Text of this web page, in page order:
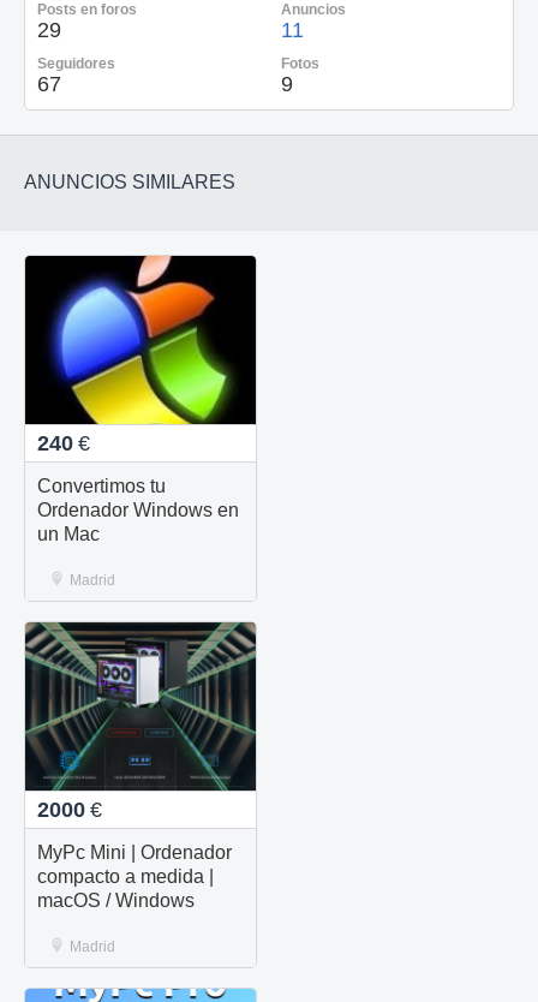
Posts en foros
29
Anuncios
11
Seguidores
67
Fotos
9
ANUNCIOS SIMILARES
240 €
Convertimos tu
Ordenador Windows en
un Mac
Madrid
2000 €
MyPc Mini | Ordenador
compacto a medida |
macOS / Windows
Madrid